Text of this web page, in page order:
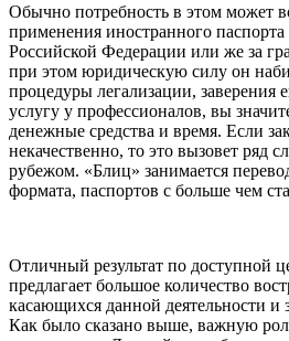
Обычно потребность в этом может
применения иностранного паспорта
Российской Федерации или же за
при этом юридическую силу он
процедуры легализации, заверения
услугу у профессионалов, вы
денежные средства и время. Если
некачественно, то это вызовет ряд
рубежом. «Блиц» занимается
формата, паспортов с больше чем
Отличный результат по доступной
предлагает большое количество
касающихся данной деятельности и
Как было сказано выше, важную